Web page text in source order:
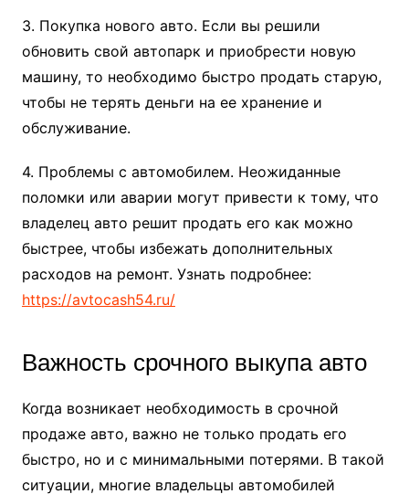
3. Покупка нового авто. Если вы решили
обновить свой автопарк и приобрести новую
машину, то необходимо быстро продать старую,
чтобы не терять деньги на ее хранение и
обслуживание.
4. Проблемы с автомобилем. Неожиданные
поломки или аварии могут привести к тому, что
владелец авто решит продать его как можно
быстрее, чтобы избежать дополнительных
расходов на ремонт. Узнать подробнее:
https://avtocash54.ru/
Важность срочного выкупа авто
Когда возникает необходимость в срочной
продаже авто, важно не только продать его
быстро, но и с минимальными потерями. В такой
ситуации, многие владельцы автомобилей